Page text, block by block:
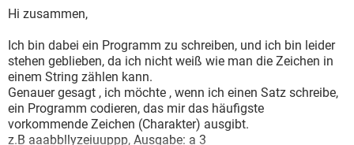
WHATSAPP
WINDOWS 10
WHATSAPP TIKTOK
FACEBOOK
SPIELE
WINDOWS 10 INSTAGRAM
TIKTOK
FACEBOOK HARDWARE
Hi zusammen,
Ich bin dabei ein Programm zu schreiben, und ich bin leider
stehen geblieben, da ich nicht weiß wie man die Zeichen in
einem String zählen kann.
Genauer gesagt , ich möchte , wenn ich einen Satz schreibe,
ein Programm codieren, das mir das häufigste
vorkommende Zeichen (Charakter) ausgibt.
z.B aaabbllyzeiuuppp, Ausgabe: a 3